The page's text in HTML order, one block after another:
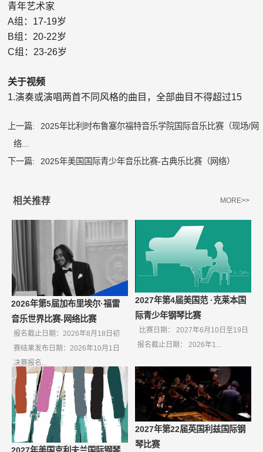
青年艺术家
A组： 17-19岁
B组： 20-22岁
C组： 23-26岁
关于视频
1.演奏或演唱两首不同 风格的曲目，全部曲目不得超过15
上一篇:
2025年比利时布鲁塞尔福特音乐学院国际音乐比赛（现场/网
络...
下一篇:
2025年美国国际青少年音乐比赛-古典乐比赛（网络）
相关推荐 MORE>>
2026年第5届加布里埃尔·福雷
音乐世界比赛-网络比赛
报名截止日期：2026年8月18日初
赛结果发布日期：2026年10月1日
决赛报名...
2027年第4届美国范 ·克莱本国
际青少年钢琴比赛
比赛日期： 2027年6月10日至19日
报名截止日期： 2026年1...
2027年美国克利夫兰国际钢琴
2027年第22届英国利兹国际钢
琴比赛